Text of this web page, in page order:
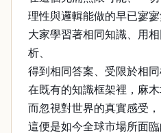
理性與邏輯能做的早已寥寥
大家學習著相同知識、用
析、
得到相同答案、受限於相
在既有的知識框架裡，麻
而忽視對世界的真實感受，
這便是如今全球市場所面